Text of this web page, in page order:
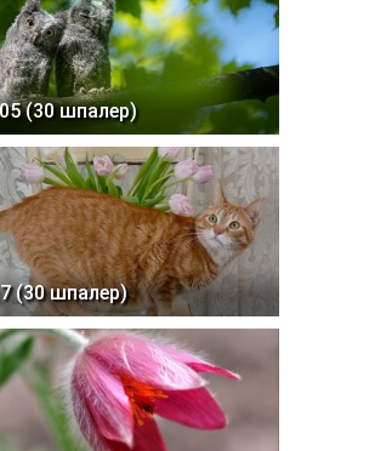
(30 шпалер)
(30 шпалер)